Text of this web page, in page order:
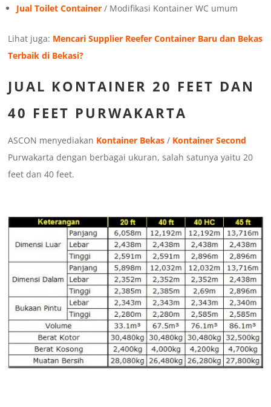
Jual Toilet Container / Modifikasi Kontainer WC umum
Lihat juga: Mencari Supplier Reefer Container Baru dan Bekas
Terbaik di Bekasi?
JUAL KONTAINER 20 FEET DAN
40 FEET PURWAKARTA
ASCON menyediakan Kontainer Bekas / Kontainer Second
Purwakarta dengan berbagai ukuran, salah satunya yaitu 20
feet dan 40 feet.